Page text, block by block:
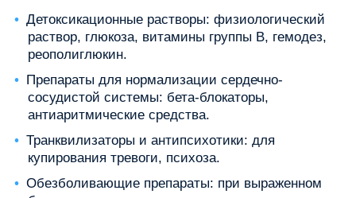
Детоксикационные растворы: физиологический
раствор, глюкоза, витамины группы B, гемодез,
реополиглюкин.
Препараты для нормализации сердечно-
сосудистой системы: бета-блокаторы,
антиаритмические средства.
Транквилизаторы и антипсихотики: для
купирования тревоги, психоза.
Обезболивающие препараты: при выраженном